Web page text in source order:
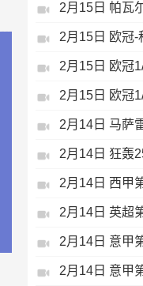
2月15日 帕瓦
2月14日 狂轰